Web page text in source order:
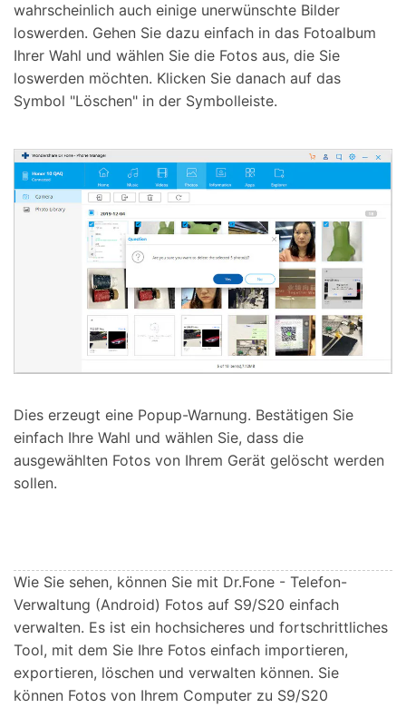
wahrscheinlich auch einige unerwünschte Bilder
loswerden. Gehen Sie dazu einfach in das Fotoalbum
Ihrer Wahl und wählen Sie die Fotos aus, die Sie
loswerden möchten. Klicken Sie danach auf das
Symbol "Löschen" in der Symbolleiste.
Dies erzeugt eine Popup-Warnung. Bestätigen Sie
einfach Ihre Wahl und wählen Sie, dass die
ausgewählten Fotos von Ihrem Gerät gelöscht werden
sollen.
Wie Sie sehen, können Sie mit Dr.Fone - Telefon-
Verwaltung (Android) Fotos auf S9/S20 einfach
verwalten. Es ist ein hochsicheres und fortschrittliches
Tool, mit dem Sie Ihre Fotos einfach importieren,
exportieren, löschen und verwalten können. Sie
können Fotos von Ihrem Computer zu S9/S20